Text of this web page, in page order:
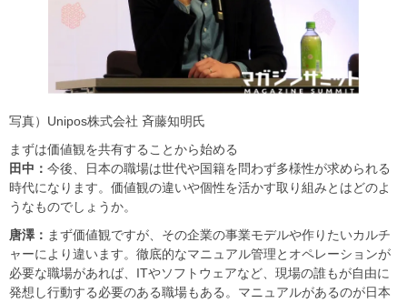
写真）Unipos株式会社 斉藤知明氏
まずは価値観を共有することから始める
田中： 今後、日本の職場は世代や国籍を問わず多様性が求められる
時代になります。価値観の違いや個性を活かす取り組みとはどのよ
うなものでしょうか。
唐澤： まず価値観ですが、その企業の事業モデルや作りたいカルチ
ャーにより違います。徹底的なマニュアル管理とオペレーションが
必要な職場があれば、ITやソフトウェアなど、現場の誰もが自由に
発想し行動する必要のある職場もある。マニュアルがあるのが日本